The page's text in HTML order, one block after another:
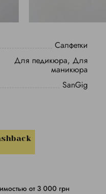
Салфетки
Для педикюра, Для
маникюра
SanGig
от 3 000 грн